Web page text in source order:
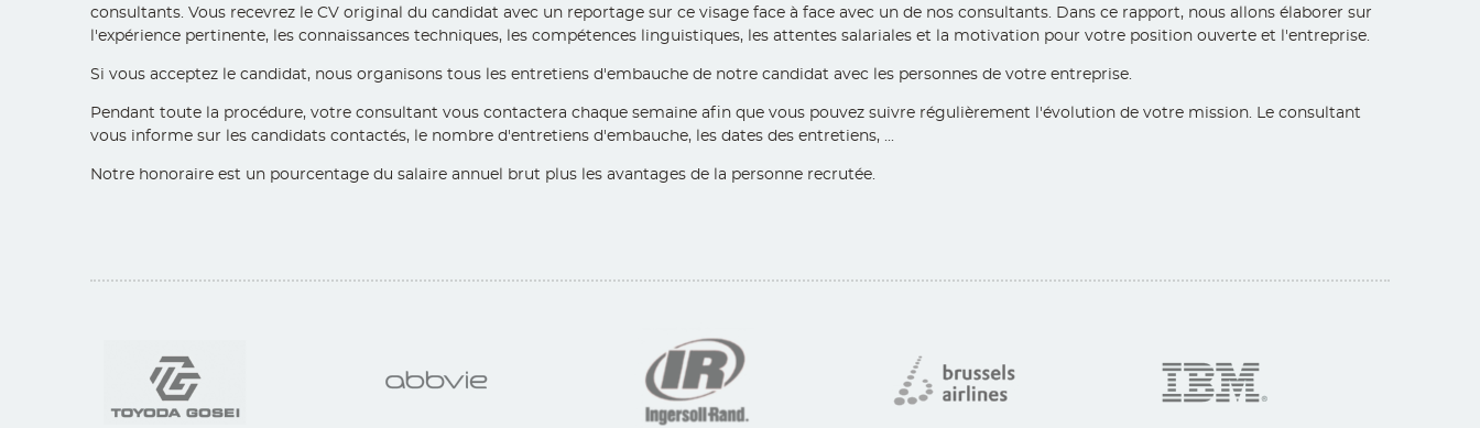
consultants. Vous recevrez le CV original du candidat avec un reportage sur ce visage face à face avec un de nos consultants. Dans ce rapport, nous allons élaborer sur
l'expérience pertinente, les connaissances techniques, les compétences linguistiques, les attentes salariales et la motivation pour votre position ouverte et l'entreprise.
Si vous acceptez le candidat, nous organisons tous les entretiens d'embauche de notre candidat avec les personnes de votre entreprise.
Pendant toute la procédure, votre consultant vous contactera chaque semaine afin que vous pouvez suivre régulièrement l'évolution de votre mission. Le consultant
vous informe sur les candidats contactés, le nombre d'entretiens d'embauche, les dates des entretiens, ...
Notre honoraire est un pourcentage du salaire annuel brut plus les avantages de la personne recrutée.